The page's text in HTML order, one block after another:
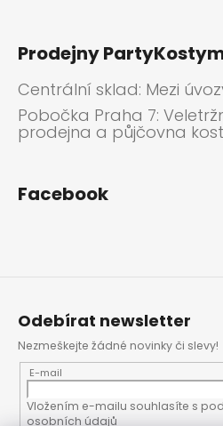
Odebírat newsletter
Nezmeškejte žádné novinky či slevy!
E-mail
Vložením e-mailu souhlasíte s
osobních údajů
Prodejny
Centrální sklad: Mezi
Pobočka Praha 7:
prodejna a půjčovna
Facebook